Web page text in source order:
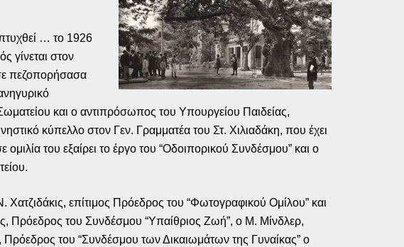
… το 1926
γίνεται στον
πεζοπορήσασα
και ο αντιπρόσωπος του Υπουργείου Παιδείας,
κύπελλο στον Γεν. Γραμματέα του Στ. Χιλιαδάκη, που έχει
του εξαίρει το έργο του “Οδοιπορικού Συνδέσμου” και ο
επίτιμος Πρόεδρος του “Φωτογραφικού Ομίλου” και
Πρόεδρος του Συνδέσμου “Υπαίθριος Ζωή”, ο Μ. Μίνδλερ,
του “Συνδέσμου των Δικαιωμάτων της Γυναίκας” ο